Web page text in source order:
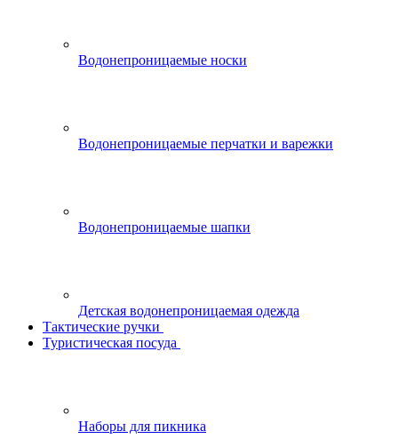
Водонепроницаемые носки
Водонепроницаемые перчатки и варежки
Водонепроницаемые шапки
Детская водонепроницаемая одежда
Тактические ручки
Туристическая посуда
Наборы для пикника